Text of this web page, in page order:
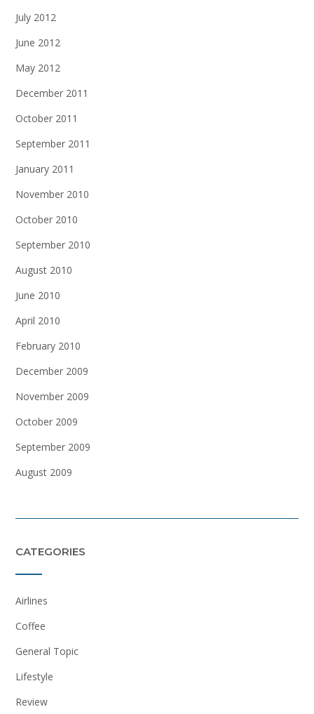
July 2012
June 2012
May 2012
December 2011
October 2011
September 2011
January 2011
November 2010
October 2010
September 2010
August 2010
June 2010
April 2010
February 2010
December 2009
November 2009
October 2009
September 2009
August 2009
CATEGORIES
Airlines
Coffee
General Topic
Lifestyle
Review